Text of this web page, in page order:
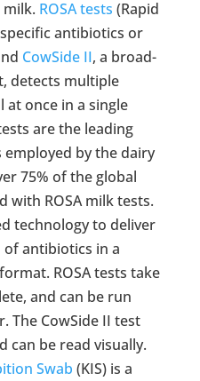
milk. ROSA tests (Rapid
antibiotics or
CowSide II, a broad-
detects multiple
once in a single
are the leading
by the dairy
75% of the global
with ROSA milk tests.
technology to deliver
antibiotics in a
ROSA tests take
and can be run
The CowSide II test
can be read visually.
Swab (KIS) is a